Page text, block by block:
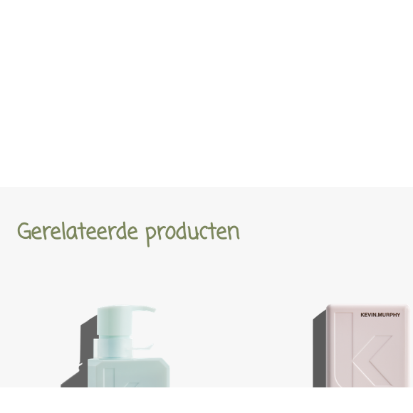
Gerelateerde producten